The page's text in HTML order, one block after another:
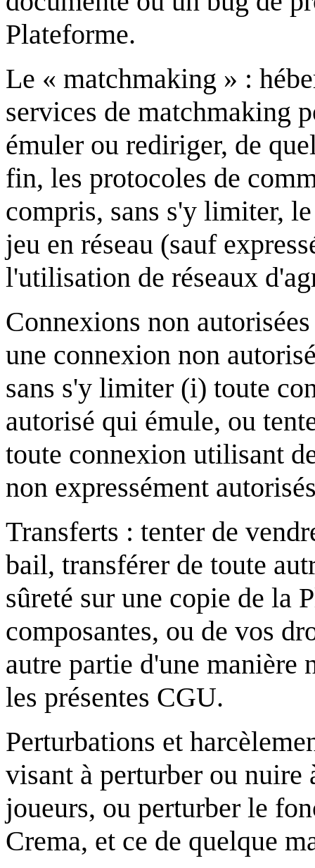
Plateforme.
Le « matchmaking » :
services de matchmaking
émuler ou rediriger, de
fin, les protocoles de
compris, sans s'y limiter,
jeu en réseau (sauf
l'utilisation de réseaux
Connexions non
une connexion non
sans s'y limiter (i) toute
autorisé qui émule, ou
toute connexion utilisant
non expressément
Transferts : tenter de
bail, transférer de toute
sûreté sur une copie de la
composantes, ou de vos
autre partie d'une manière
les présentes CGU.
Perturbations et
visant à perturber ou nuire
joueurs, ou perturber le
Crema, et ce de quelque